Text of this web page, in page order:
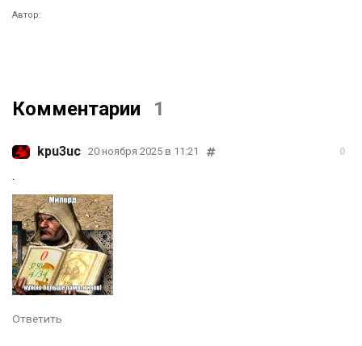
Автор:
Комментарии 1
kpu3uc 20 ноября 2025 в 11:21 0
.
Ответить